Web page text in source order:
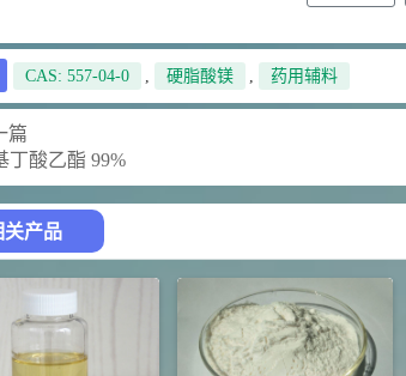
CAS: 557-04-0 , 硬脂酸镁 , 药用辅料
篇
丁酸乙酯 99%
关产品
浏览量 - 1.89w
2021-06-19 化工原料
98.5%
浏览量 - 1.72w
2021-05-30
7 抗氧剂BHT 99.5%
浏览量 - 1.64w
2021-05-25 食品添加剂原料